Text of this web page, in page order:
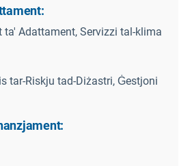
Adattament, Servizzi tal-klima
tar-Riskju tad-Diżastri, Ġestjoni